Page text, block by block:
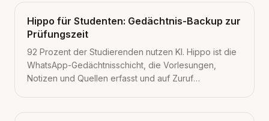
Hippo für Studenten: Gedächtnis-Backup zur
Prüfungszeit
92 Prozent der Studierenden nutzen KI. Hippo ist die
WhatsApp-Gedächtnisschicht, die Vorlesungen,
Notizen und Quellen erfasst und auf Zuruf